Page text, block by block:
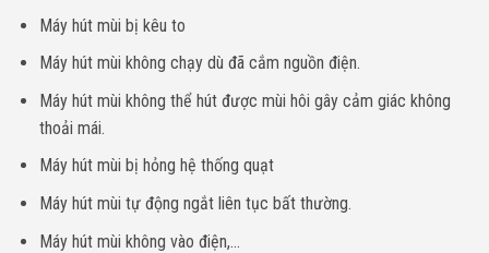
Máy hút mùi bị kêu to
Máy hút mùi không chạy dù đã cắm nguồn điện.
Máy hút mùi không thể hút được mùi hôi gây cảm giác không
thoải mái.
Máy hút mùi bị hỏng hệ thống quạt
Máy hút mùi tự động ngắt liên tục bất thường.
Máy hút mùi không vào điện,…